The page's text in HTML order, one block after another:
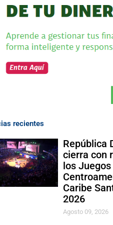
recientes
República
cierra con
los Juegos
Caribe
2026
Agosto 09, 2026